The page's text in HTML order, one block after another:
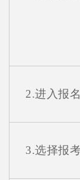
2.进入报
3.选择报